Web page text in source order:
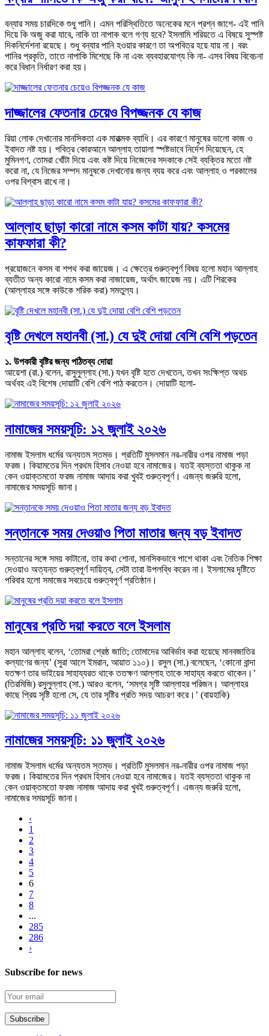
বন্যার সময় চারদিকে শুধু পানি। এমন পরিস্থিতিতে অনেকের মনে প্রশ্ন জাগে- এই পানি
দিয়ে কি অজু করা যাবে, নাকি তা নাপাক বলে গণ্য হবে? ইসলামি শরিয়তে এ বিষয়ে সুস্পষ্ট
দিকনির্দেশনা রয়েছে। শুধু বন্যার পানি হওয়ার কারণে তা অপবিত্র হয়ে যায় না। বরং
পানির প্রকৃতি, তাতে নাপাকি মিশেছে কি না এবং ব্যবহারযোগ্য কি না- এসব বিষয় বিবেচনা
করে বিধান নির্ধারণ করা হয়।
দাজ্জালের ফেতনার চেয়েও বিপজ্জনক যে কাজ
রিয়া লোক দেখানোর মানসিকতা এক মারাত্মক ব্যাধি। এর কারণে মানুষের ভালো কাজ ও
ইবাদত নষ্ট হয়। পবিত্র কোরআনে আল্লাহ তায়ালা স্পষ্টভাবে নির্দেশ দিয়েছেন, হে
মুমিনগণ, তোমরা খোঁটা দিয়ে এবং কষ্ট দিয়ে নিজেদের সদকাকে সেই ব্যক্তির মতো নষ্ট
করো না, যে নিজের সম্পদ মানুষকে দেখানোর জন্য ব্যয় করে এবং আল্লাহ ও পরকালের
ওপর বিশ্বাস রাখে না।
আল্লাহ ছাড়া কারো নামে কসম কাটা যায়? কসমের
কাফফারা কী?
প্রয়োজনে কসম বা শপথ করা জায়েজ। এ ক্ষেত্রে গুরুত্বপূর্ণ বিষয় হলো মহান আল্লাহ
ব্যতীত অন্য কারো নামে কসম করা নাজায়েজ, অর্থাৎ জায়েজ নয়। এটি শিরকের
(আল্লাহর সঙ্গে কাউকে শরিক করা) সমতুল্য।
বৃষ্টি দেখলে মহানবী (সা.) যে দুই দোয়া বেশি বেশি পড়তেন
১. উপকারী বৃষ্টির জন্য পঠিতব্য দোয়া
আয়েশা (রা.) বলেন, রাসুলুল্লাহ (সা.) যখন বৃষ্টি হতে দেখতেন, তখন সংক্ষিপ্ত অথচ
অর্থবহ এই বিশেষ দোয়াটি বেশি বেশি পাঠ করতেন। দোয়াটি হলো-
নামাজের সময়সূচি: ১২ জুলাই ২০২৬
নামাজ ইসলাম ধর্মের অন্যতম স্তম্ভ। প্রতিটি মুসলমান নর-নারীর ওপর নামাজ পড়া
ফরজ। কিয়ামতের দিন প্রথম হিসাব নেওয়া হবে নামাজের। যতই ব্যস্ততা থাকুক না
কেন ওয়াক্তমতো ফরজ নামাজ আদায় করা খুবই গুরুত্বপূর্ণ। এজন্য জরুরি হলো,
নামাজের সময়সূচি জানা।
সন্তানকে সময় দেওয়াও পিতা মাতার জন্য বড় ইবাদত
সন্তানের সঙ্গে সময় কাটানো, তার কথা শোনা, মানসিকভাবে পাশে থাকা এবং নৈতিক শিক্ষা
দেওয়াও অত্যন্ত গুরুত্বপূর্ণ দায়িত্ব, সেটা তারা উপলব্ধি করেন না। ইসলামের দৃষ্টিতে
পরিবার হলো সমাজের সবচেয়ে গুরুত্বপূর্ণ প্রতিষ্ঠান।
মানুষের প্রতি দয়া করতে বলে ইসলাম
মহান আল্লাহ বলেন, ‘তোমরা শ্রেষ্ঠ জাতি; তোমাদের আবির্ভাব করা হয়েছে মানবজাতির
কল্যাণের জন্য’ (সুরা আলে ইমরান, আয়াত ১১০)। রসুল (সা.) বলেছেন, ‘কোনো বান্দা
যতক্ষণ তার ভাইয়ের সাহায্যরত থাকে ততক্ষণ আল্লাহ তাকে সাহায্য করতে থাকেন।’
(তিরমিজি) রসুলুল্লাহ (সা.) আরও বলেন, ‘সমগ্র সৃষ্টি আল্লাহর পরিজন। আল্লাহর
কাছে প্রিয় সৃষ্টি হলো সে, যে তার সৃষ্টির প্রতি সদয় আচরণ করে।’ (বায়হাকি)
নামাজের সময়সূচি: ১১ জুলাই ২০২৬
নামাজ ইসলাম ধর্মের অন্যতম স্তম্ভ। প্রতিটি মুসলমান নর-নারীর ওপর নামাজ পড়া
ফরজ। কিয়ামতের দিন প্রথম হিসাব নেওয়া হবে নামাজের। যতই ব্যস্ততা থাকুক না
কেন ওয়াক্তমতো ফরজ নামাজ আদায় করা খুবই গুরুত্বপূর্ণ। এজন্য জরুরি হলো,
নামাজের সময়সূচি জানা।
‹
1
2
3
4
5
6
7
8
...
285
286
›
Subscribe for news